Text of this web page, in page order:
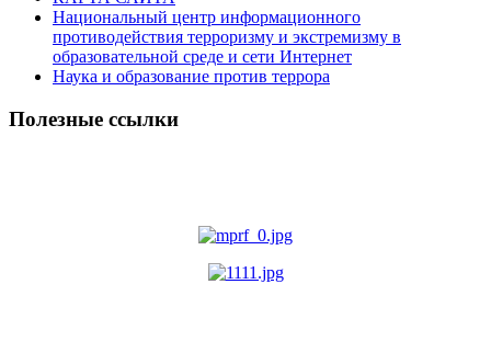
Национальный центр информационного
противодействия терроризму и экстремизму в
образовательной среде и сети Интернет
Наука и образование против террора
Полезные ссылки